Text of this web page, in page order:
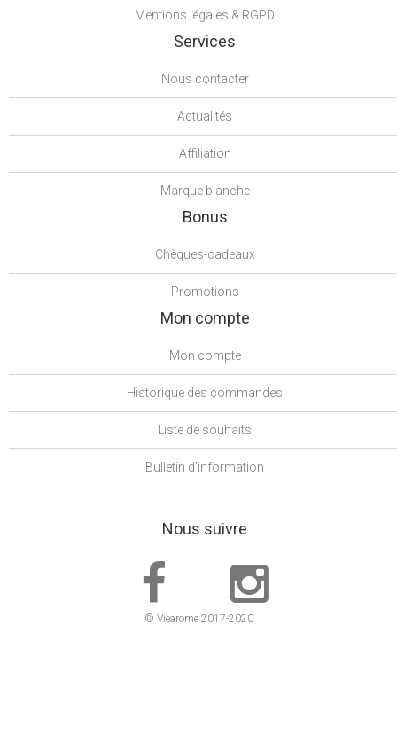
Mentions légales & RGPD
Services
Nous contacter
Actualités
Affiliation
Marque blanche
Bonus
Chèques-cadeaux
Promotions
Mon compte
Mon compte
Historique des commandes
Liste de souhaits
Bulletin d'information
Nous suivre
© Viearome 2017-2020